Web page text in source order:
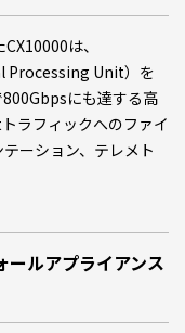
は、
Processing Unit）を
にも達する高
ラフィックへのファイ
ーション、テレメト
ールアプライアンス